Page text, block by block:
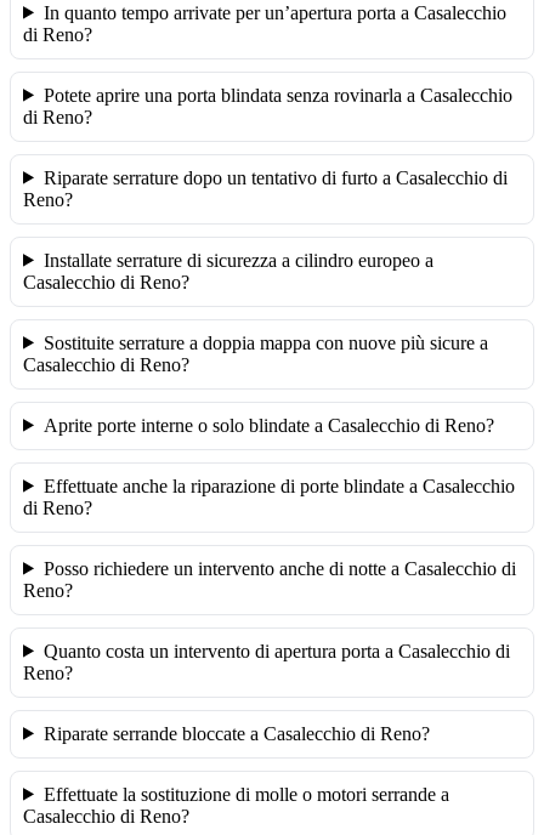
In quanto tempo arrivate per un’apertura porta a Casalecchio
di Reno?
Potete aprire una porta blindata senza rovinarla a Casalecchio
di Reno?
Riparate serrature dopo un tentativo di furto a Casalecchio di
Reno?
Installate serrature di sicurezza a cilindro europeo a
Casalecchio di Reno?
Sostituite serrature a doppia mappa con nuove più sicure a
Casalecchio di Reno?
Aprite porte interne o solo blindate a Casalecchio di Reno?
Effettuate anche la riparazione di porte blindate a Casalecchio
di Reno?
Posso richiedere un intervento anche di notte a Casalecchio di
Reno?
Quanto costa un intervento di apertura porta a Casalecchio di
Reno?
Riparate serrande bloccate a Casalecchio di Reno?
Effettuate la sostituzione di molle o motori serrande a
Casalecchio di Reno?